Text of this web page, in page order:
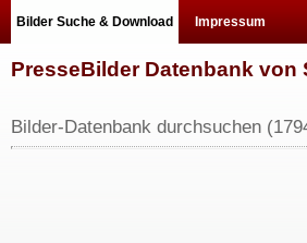
Bilder Suche & Download Impressum
PresseBilder Datenbank von
Bilder-Datenbank durchsuchen